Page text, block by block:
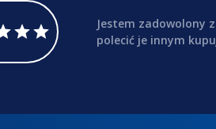
Jestem zadowolony
polecić je innym